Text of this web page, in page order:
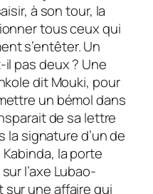
à son tour, la
tous ceux qui
s’entêter. Un
il pas deux ? Une
dit Mouki, pour
un bémol dans
de sa lettre
la signature d’un de
la porte
l’axe Lubao-
sur une affaire qui